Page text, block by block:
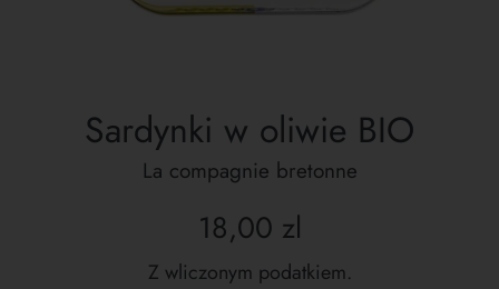
Sardynki w oliwie BIO
La compagnie bretonne
Cena
18,00 zl
Z wliczonym podatkiem.